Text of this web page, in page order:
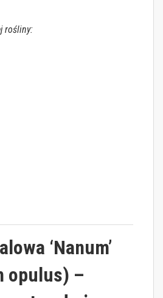
rośliny:
‘Nanum’
opulus) –